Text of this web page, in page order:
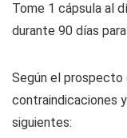
Tome 1 cápsula al
durante 90 días
Según el prospecto
contraindicaciones
siguientes: